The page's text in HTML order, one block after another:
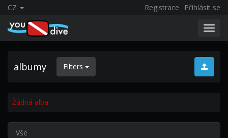
CZ Registrace Přihlásit se
albumy Filters
Žádná alba.
Vše